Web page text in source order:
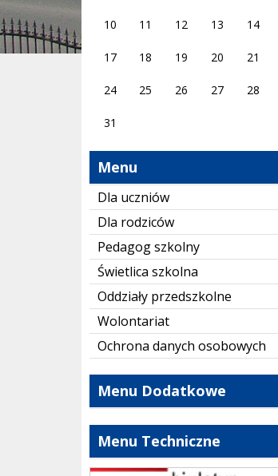
10 11 12 13 14
17 18 19 20 21
24 25 26 27 28
31
Menu
Dla uczniów
Dla rodziców
Pedagog szkolny
Świetlica szkolna
Oddziały przedszkolne
Wolontariat
Ochrona danych osobowych
Menu Dodatkowe
Menu Techniczne
bip szkoły